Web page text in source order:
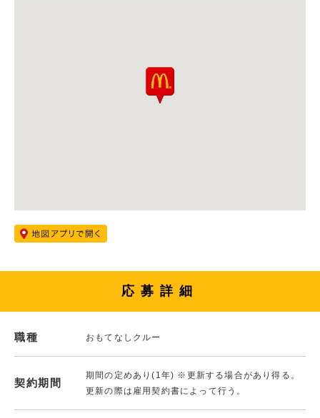
応募詳細
職種 おもてなしクルー
契約期間
期間の定めあり(1年) ※更新する場合があり得る。
更新の際は雇用契約書によって行う。